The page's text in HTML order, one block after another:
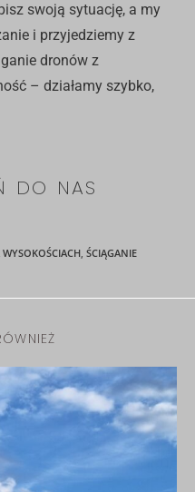
swoją sytuację, a my
i przyjedziemy z
dronów z
– działamy szybko,
DO NAS
WYSOKOŚCIACH, ŚCIĄGANIE